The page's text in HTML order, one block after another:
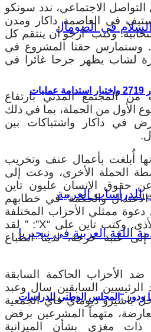
متلازمة مقديشو: القرار 2719 واختبار استدامة عمليات
ودور “المجلس الوطني للدراسات
الاجتماعي، ندد سونكو
في العاصمة داكار ومدن
وكتب “أرجو أن ينتقم كل
وسنمارس حقنا المشروع في
لشاب يظهر جرحا غائرا في
المجتمع المدني بارتفاع
الأول من الحملة، بما في ذلك
في داكار واشتباكات بين
أُبلغت بأعمال عنف وتخريب
الحملة الأخرى، ودعت إلى
حقوق الإنسان عليون تاين
والحكمة” في خطابهم
دعوة ممثلي الأحزاب المختلفة
للاجتماع من أجل منع الأذى. وكتب تاين على “X”: ” لقد
عتبة حرجة، لدينا انطباع
الأحزاب الحاكمة السابقة
الرئيسين السابقين سال وعبد
باشيرو ديوماي فاي الجمعية
متهماً المشرعين برفض
مغزى بشأن الميزانية